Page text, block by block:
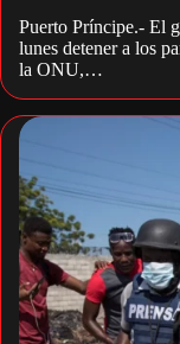
Puerto Príncipe.- El
lunes detener a los
la ONU,…